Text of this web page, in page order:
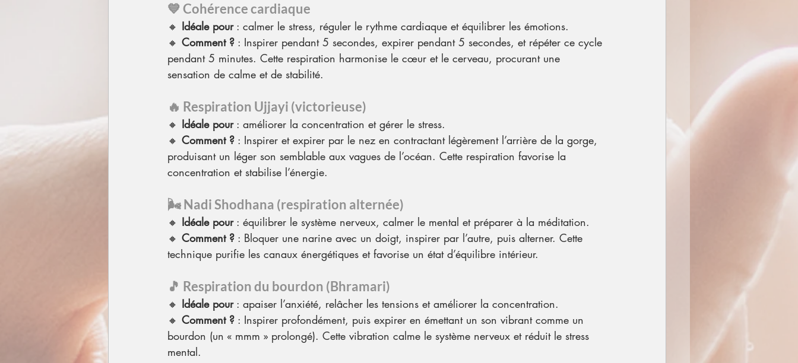
💙 Cohérence cardiaque
🔸 Idéale pour : calmer le stress, réguler le rythme cardiaque et équilibrer les émotions.
🔸 Comment ? : Inspirer pendant 5 secondes, expirer pendant 5 secondes, et répéter ce cycle
pendant 5 minutes. Cette respiration harmonise le cœur et le cerveau, procurant une
sensation de calme et de stabilité.
🔥 Respiration Ujjayi (victorieuse)
🔸 Idéale pour : améliorer la concentration et gérer le stress.
🔸 Comment ? : Inspirer et expirer par le nez en contractant légèrement l’arrière de la gorge,
produisant un léger son semblable aux vagues de l’océan. Cette respiration favorise la
concentration et stabilise l’énergie.
🌬 Nadi Shodhana (respiration alternée)
🔸 Idéale pour : équilibrer le système nerveux, calmer le mental et préparer à la méditation.
🔸 Comment ? : Bloquer une narine avec un doigt, inspirer par l’autre, puis alterner. Cette
technique purifie les canaux énergétiques et favorise un état d’équilibre intérieur.
🎵 Respiration du bourdon (Bhramari)
🔸 Idéale pour : apaiser l’anxiété, relâcher les tensions et améliorer la concentration.
🔸 Comment ? : Inspirer profondément, puis expirer en émettant un son vibrant comme un
bourdon (un « mmm » prolongé). Cette vibration calme le système nerveux et réduit le stress
mental.